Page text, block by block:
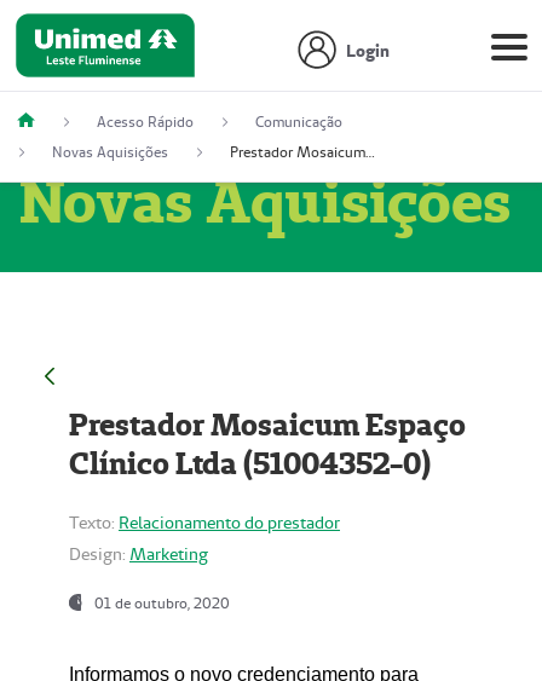
Login
Acesso Rápido
Comunicação
Novas Aquisições
Prestador Mosaicum Espaço Clínico Ltda (51004352-0)
Novas Aquisições
Prestador Mosaicum Espaço
Clínico Ltda (51004352-0)
Texto: Relacionamento do prestador
Design: Marketing
01 de outubro, 2020
Informamos o novo credenciamento para